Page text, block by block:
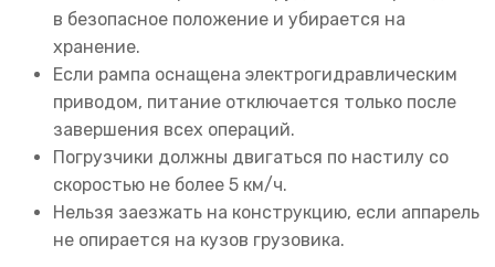
в безопасное положение и убирается на
хранение.
Если рампа оснащена электрогидравлическим
приводом, питание отключается только после
завершения всех операций.
Погрузчики должны двигаться по настилу со
скоростью не более 5 км/ч.
Нельзя заезжать на конструкцию, если аппарель
не опирается на кузов грузовика.